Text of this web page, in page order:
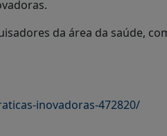
da área da saúde,
inovadoras-472820/